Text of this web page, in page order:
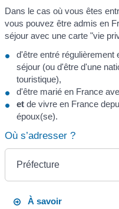
Dans le cas où vous êtes
vous pouvez être admis en
séjour avec une carte "vie
d'être entré
séjour (ou d'être d'une
touristique),
d'être marié en France
et de vivre en France
époux(se).
Où s’adresser ?
Préfecture
À savoir